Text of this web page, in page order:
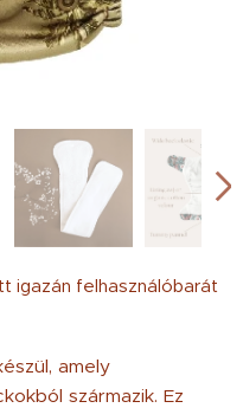
igazán felhasználóbarát
amely
származik. Ez